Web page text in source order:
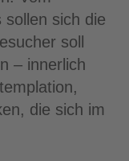
sollen sich die
soll
– innerlich
die sich im